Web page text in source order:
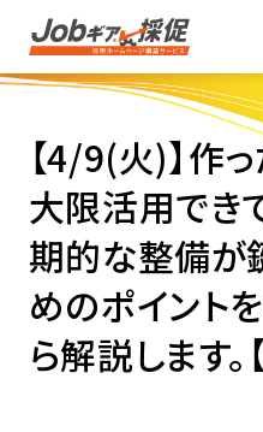
【4/9(火)】作
大限活用でき
期的な整備が
めのポイント
ら解説します。